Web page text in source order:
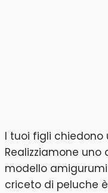
I tuoi figli
Realizziamone
modello
criceto di peluche